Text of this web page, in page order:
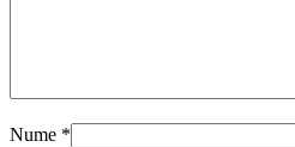
Nume *